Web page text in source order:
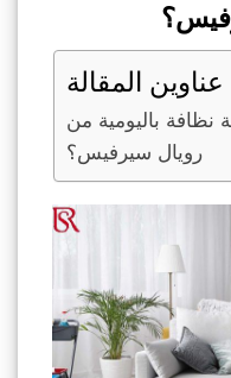
عناوين المقالة
نظافة باليومية من
رويال سيرفيس؟